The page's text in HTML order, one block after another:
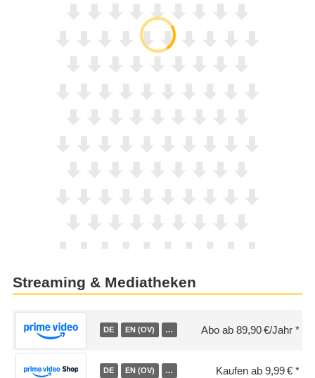
Streaming & Mediatheken
DE EN (OV) … Abo ab 89,90 €/Jahr
DE EN (OV) … Kaufen ab 9,99 €